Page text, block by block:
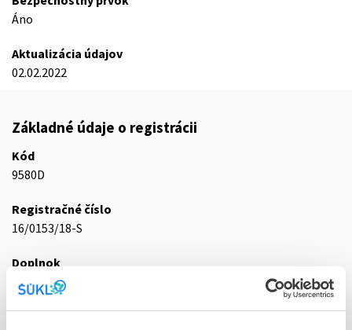
Áno
Aktualizácia údajov
02.02.2022
Základné údaje o registrácii
Kód
9580D
Registračné číslo
16/0153/18-S
Doplnok
plv iol 5x3000 IU+5x5,6 ml solv.
(liek.inj.skl.+liek.inj.skl.+aplikač.súprava)